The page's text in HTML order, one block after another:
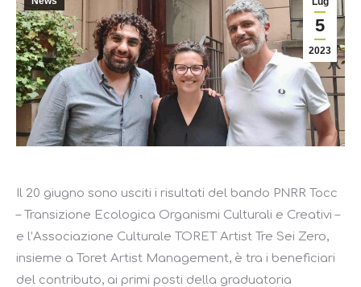
5
2023
Il 20 giugno sono usciti i risultati del bando PNRR Tocc
– Transizione Ecologica Organismi Culturali e Creativi –
e l’Associazione Culturale TORET Artist Tre Sei Zero,
insieme a Toret Artist Management, è tra i beneficiari
del contributo, ai primi posti della graduatoria